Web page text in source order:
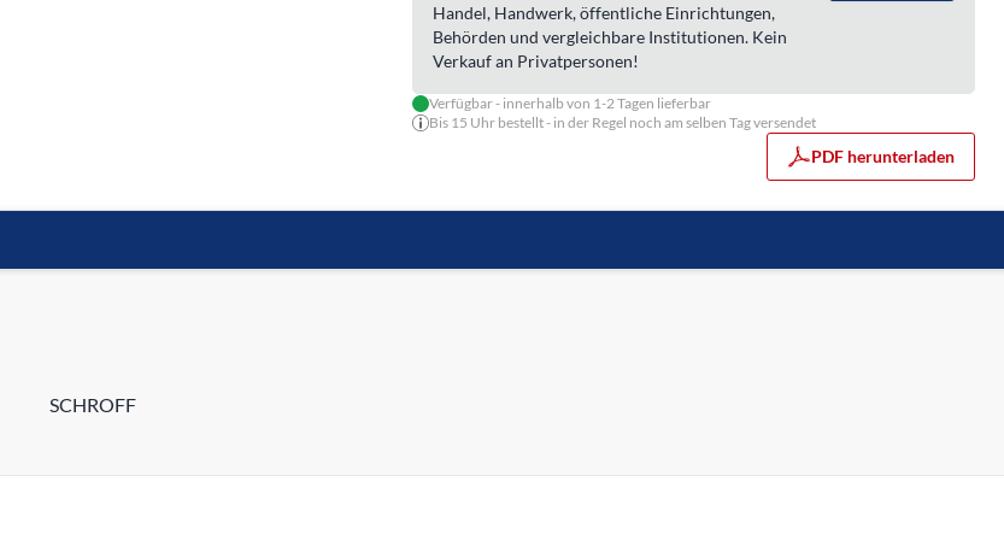
Handel, Handwerk, öffentliche Einrichtungen,
Behörden und vergleichbare Institutionen. Kein
Verkauf an Privatpersonen!
Verfügbar - innerhalb von 1-2 Tagen lieferbar
Bis 15 Uhr bestellt - in der Regel noch am selben Tag versendet
PDF herunterladen
SCHROFF